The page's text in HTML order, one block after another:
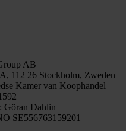
AB
112 26 Stockholm, Zweden
Kamer van Koophandel
Göran Dahlin
SE556763159201